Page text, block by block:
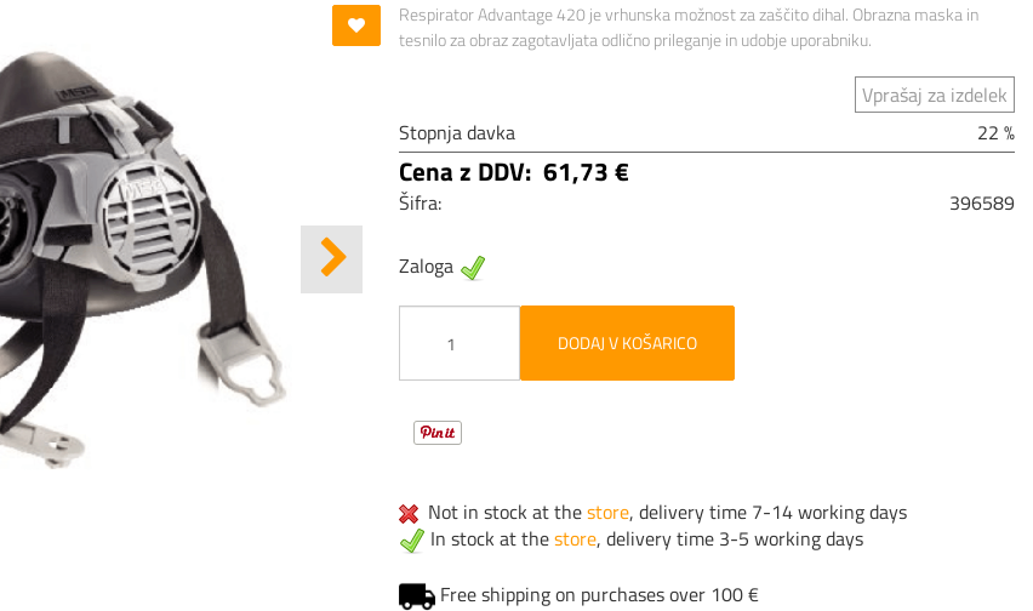
Respirator Advantage 420 je vrhunska možnost za zaščito dihal. Obrazna maska in
tesnilo za obraz zagotavljata odlično prileganje in udobje uporabniku.
Vprašaj za izdelek
Stopnja davka
22 %
Cena z DDV: 61,73 €
Šifra: 396589
Zaloga
DODAJ V KOŠARICO
Not in stock at thestore, delivery time 7-14 working days
In stock at thestore, delivery time 3-5 working days
Free shipping on purchases over 100 €